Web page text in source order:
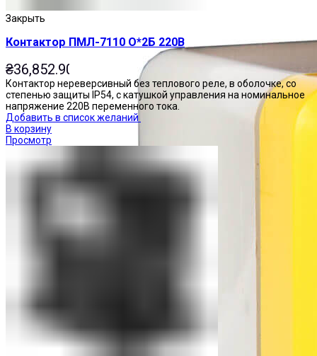
Закрыть
Контактор ПМЛ-7110 О*2Б 220В
₴36,852.90
Контактор нереверсивный без теплового реле, в оболочке, со
степенью защиты IP54, с катушкой управления на номинальное
напряжение 220В переменного тока.
Добавить в список желаний
В корзину
Просмотр